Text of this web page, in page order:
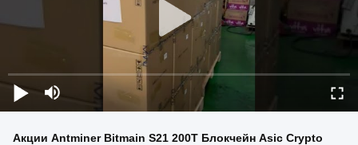
Акции Antminer Bitmain S21 200T Блокчейн Asic Crypto